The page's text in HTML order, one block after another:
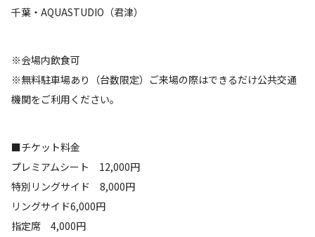
千葉・AQUASTUDIO（君津）
※会場内飲食可
※無料駐車場あり（台数限定）ご来場の際はできるだけ公共交通
機関をご利用ください。
■チケット料金
プレミアムシート 12,000円
特別リングサイド 8,000円
リングサイド6,000円
指定席 4,000円